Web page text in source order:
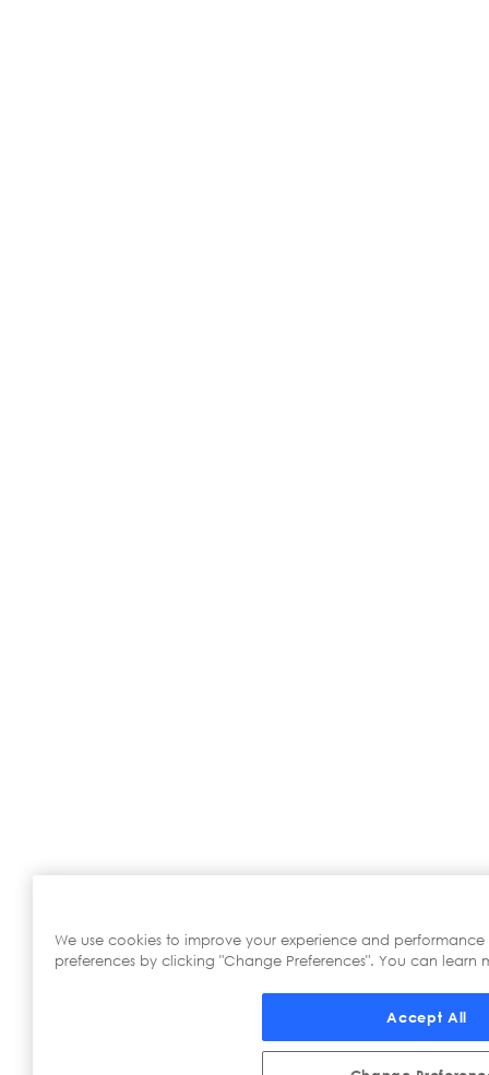
We use cookies to improve your experience and
preferences by clicking "Change Preferences". You can learn
Accept All